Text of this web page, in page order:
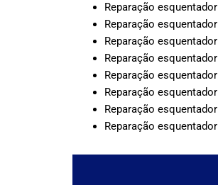
Reparação esquentador
Reparação esquentador
Reparação esquentador
Reparação esquentador
Reparação esquentador
Reparação esquentador
Reparação esquentador
Reparação esquentador